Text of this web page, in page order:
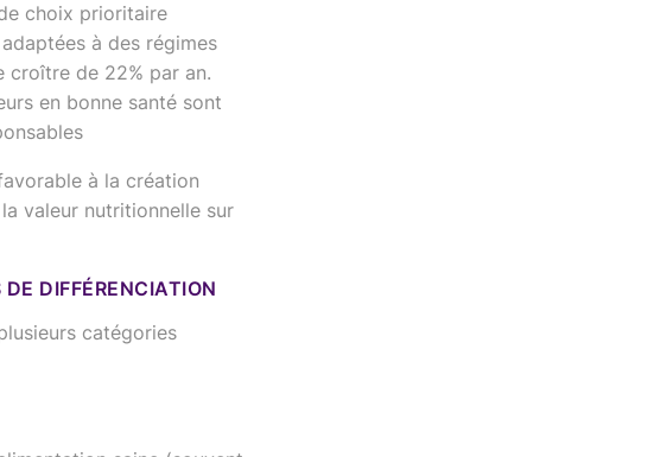
choix prioritaire
à des régimes
croître de 22% par an.
en bonne santé sont
à la création
valeur nutritionnelle sur
DIFFÉRENCIATION
catégories